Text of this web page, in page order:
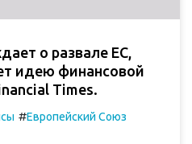
о развале ЕС,
идею финансовой
Times.
#Европейский Союз